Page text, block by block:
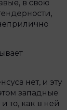
в свою
нет, и эту
западные
то, как в ней